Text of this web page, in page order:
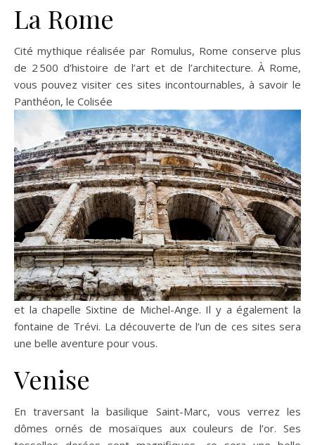
La Rome
Cité mythique réalisée par Romulus, Rome conserve plus
de 2 500 d’histoire de l’art et de l’architecture. À Rome,
vous pouvez visiter ces sites incontournables, à savoir le
Panthéon, le Colisée
et la chapelle Sixtine de Michel-Ange. Il y a également la
fontaine de Trévi. La découverte de l’un de ces sites sera
une belle aventure pour vous.
Venise
En traversant la basilique Saint-Marc, vous verrez les
dômes ornés de mosaïques aux couleurs de l’or. Ses